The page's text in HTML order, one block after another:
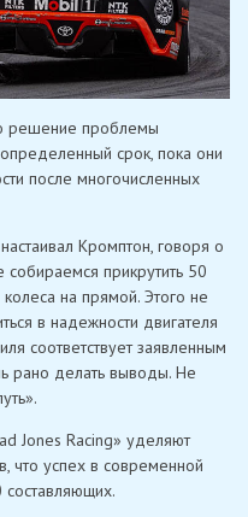
решение проблемы
срок, пока они
после многочисленных
Кромптон, говоря о
прикрутить 50
на прямой. Этого не
в надежности двигателя
соответствует заявленным
рано делать выводы. Не
Jones Racing» уделяют
что успех в современной